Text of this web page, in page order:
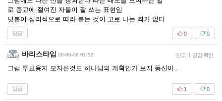
로 종교에 절여진 자들이 잘 쓰는 표현임
덧붙여 심리적으로 따라 붙는 것이 고로 나는 죄가 없다
답글 0
0
바리스타임 26-06-06 01:52 신고 | 공감 확인
그럼 투표용지 모자른것도 하나님의 계획인가 보지 등신아...
답글 0
1